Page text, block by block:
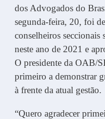
dos Advogados do
segunda-feira, 20, foi
conselheiros
neste ano de 2021 e
O presidente da OAB/
primeiro a demonstrar
à frente da atual gestão.
“Quero agradecer